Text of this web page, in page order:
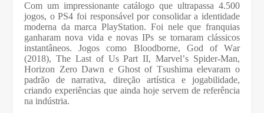
Com um impressionante catálogo que ultrapassa 4.500
jogos, o PS4 foi responsável por consolidar a identidade
moderna da marca PlayStation. Foi nele que franquias
ganharam nova vida e novas IPs se tornaram clássicos
instantâneos. Jogos como Bloodborne, God of War
(2018), The Last of Us Part II, Marvel’s Spider-Man,
Horizon Zero Dawn e Ghost of Tsushima elevaram o
padrão de narrativa, direção artística e jogabilidade,
criando experiências que ainda hoje servem de referência
na indústria.